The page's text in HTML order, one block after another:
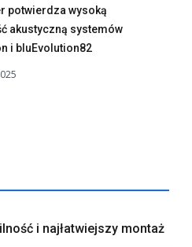
potwierdza wysoką
akustyczną systemów
i bluEvolution82
i najłatwiejszy montaż